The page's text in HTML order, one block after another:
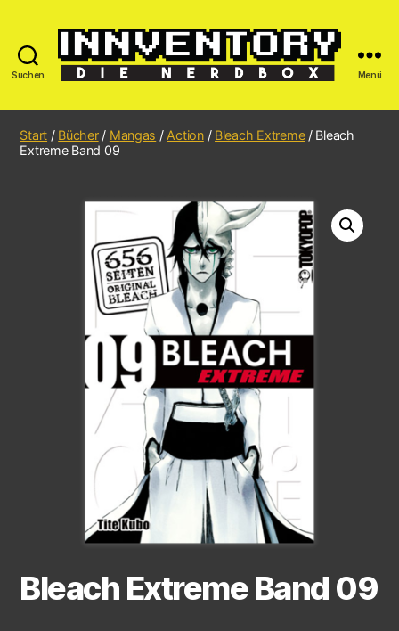
Suchen Menü
Start / Bücher/ Mangas / Action/ Bleach Extreme/ Bleach
Extreme Band 09
Bleach Extreme Band 09